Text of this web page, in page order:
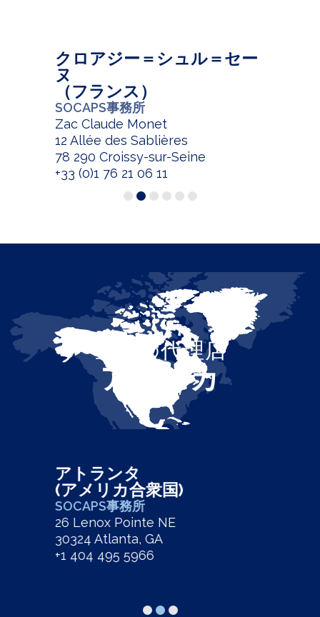
クロアジー＝シュル＝セー
ヌ
（フランス）
SOCAPS事務所
Zac Claude Monet
12 Allée des Sablières
78 290 Croissy-sur-Seine
+33 (0)1 76 21 06 11
当社の代理店
アメリカ
アトランタ
(アメリカ合衆国)
SOCAPS事務所
26 Lenox Pointe NE
30324 Atlanta, GA
+1 404 495 5966